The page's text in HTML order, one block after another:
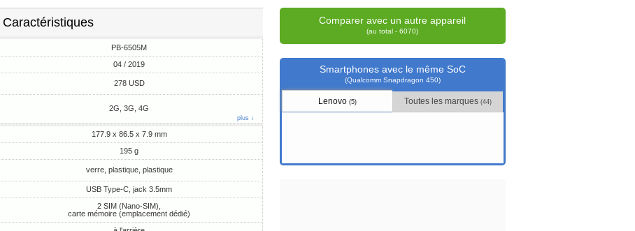
Caractéristiques
PB-6505M
04 / 2019
278 USD
2G, 3G, 4G
plus ↓
177.9 x 86.5 x 7.9 mm
195 g
verre, plastique, plastique
USB Type-C, jack 3.5mm
2 SIM (Nano-SIM),
carte mémoire (emplacement dédié)
Comparer avec un autre appareil
(au total - 6070)
Smartphones avec le même SoC
(Qualcomm Snapdragon 450)
Lenovo (5) Toutes les marques (44)